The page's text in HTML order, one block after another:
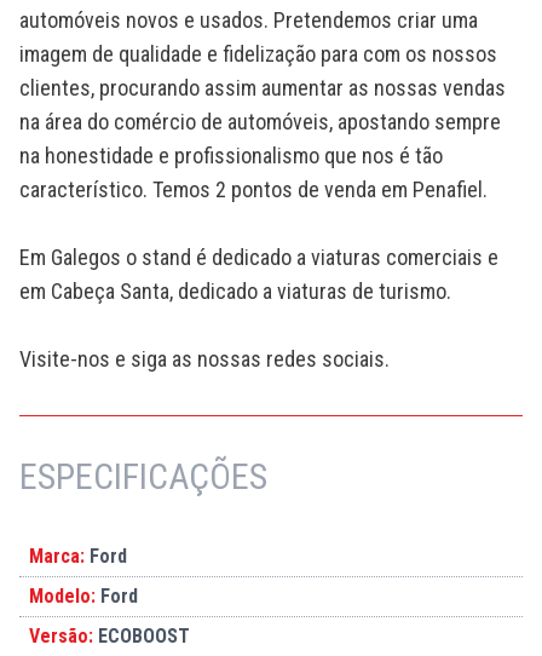
automóveis novos e usados. Pretendemos criar uma
imagem de qualidade e fidelização para com os nossos
clientes, procurando assim aumentar as nossas vendas
na área do comércio de automóveis, apostando sempre
na honestidade e profissionalismo que nos é tão
característico. Temos 2 pontos de venda em Penafiel.
Em Galegos o stand é dedicado a viaturas comerciais e
em Cabeça Santa, dedicado a viaturas de turismo.
Visite-nos e siga as nossas redes sociais.
ESPECIFICAÇÕES
Marca: Ford
Modelo: Ford
Versão: ECOBOOST